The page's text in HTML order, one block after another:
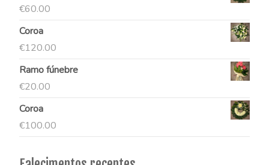
€60.00
Coroa
€120.00
Ramo fúnebre
€20.00
Coroa
€100.00